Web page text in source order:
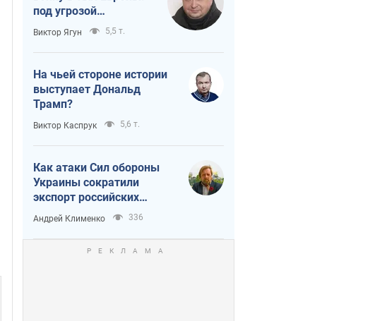
под угрозой
критическая
логистика
Виктор Ягун 5,5 т.
На чьей стороне истории
выступает Дональд
Трамп?
Виктор Каспрук 5,6 т.
Как атаки Сил обороны
Украины сократили
экспорт российских
нефтепродуктов
Андрей Клименко 336